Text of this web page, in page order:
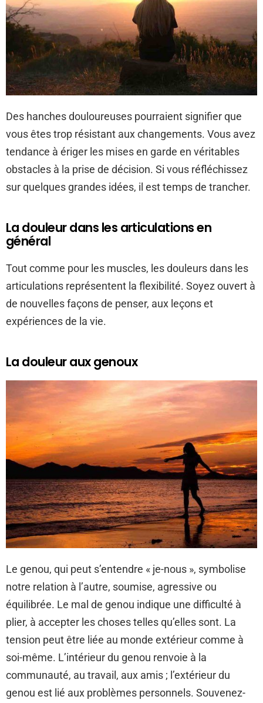
Des hanches douloureuses pourraient signifier que
vous êtes trop résistant aux changements. Vous avez
tendance à ériger les mises en garde en véritables
obstacles à la prise de décision. Si vous réfléchissez
sur quelques grandes idées, il est temps de trancher.
La douleur dans les articulations en
général
Tout comme pour les muscles, les douleurs dans les
articulations représentent la flexibilité. Soyez ouvert à
de nouvelles façons de penser, aux leçons et
expériences de la vie.
La douleur aux genoux
Le genou, qui peut s’entendre « je-nous », symbolise
notre relation à l’autre, soumise, agressive ou
équilibrée. Le mal de genou indique une difficulté à
plier, à accepter les choses telles qu’elles sont. La
tension peut être liée au monde extérieur comme à
soi-même. L’intérieur du genou renvoie à la
communauté, au travail, aux amis ; l’extérieur du
genou est lié aux problèmes personnels. Souvenez-